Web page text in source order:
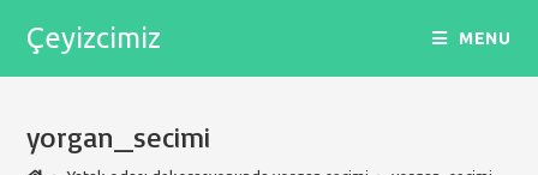
content
Çeyizcimiz MENU
yorgan_secimi